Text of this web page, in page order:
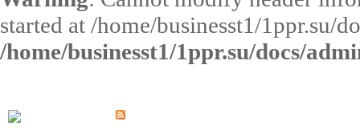
started at /home/businesst1/1ppr.su/
/home/businesst1/1ppr.su/docs/